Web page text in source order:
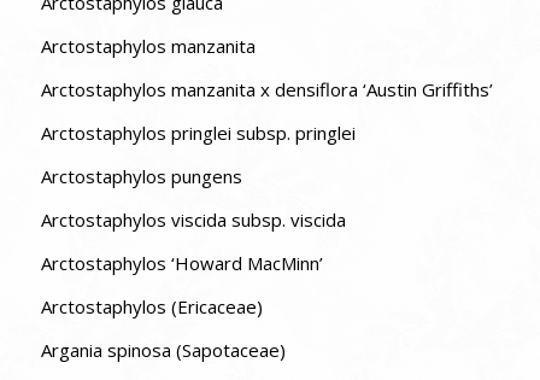
Arctostaphylos manzanita
Arctostaphylos manzanita x densiflora ‘Austin Griffiths’
Arctostaphylos pringlei subsp. pringlei
Arctostaphylos pungens
Arctostaphylos viscida subsp. viscida
Arctostaphylos ‘Howard MacMinn’
Arctostaphylos (Ericaceae)
Argania spinosa (Sapotaceae)